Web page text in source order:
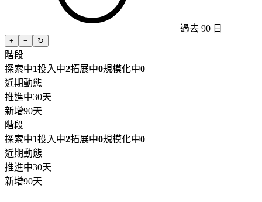
過去 90 日
+ − ↻
階段
探索中1投入中2拓展中0規模化中0
近期動態
推進中30天
新增90天
階段
探索中1投入中2拓展中0規模化中0
近期動態
推進中30天
新增90天